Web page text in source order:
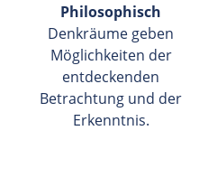
Philosophisch
Denkräume geben
Möglichkeiten der
entdeckenden
Betrachtung und der
Erkenntnis.